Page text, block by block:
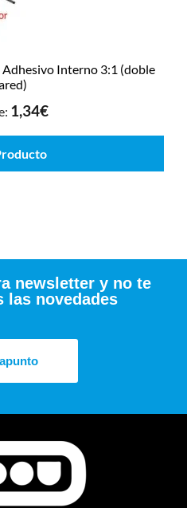
Interno 3:1 (doble
1,34€
newsletter y no te
las novedades